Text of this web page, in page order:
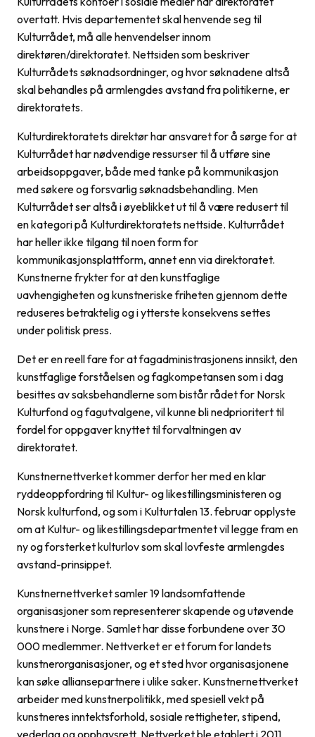
overtatt. Hvis departementet skal henvende seg til
Kulturrådet, må alle henvendelser innom
direktøren/direktoratet. Nettsiden som beskriver
Kulturrådets søknadsordninger, og hvor søknadene altså
skal behandles på armlengdes avstand fra politikerne, er
direktoratets.
Kulturdirektoratets direktør har ansvaret for å sørge for at
Kulturrådet har nødvendige ressurser til å utføre sine
arbeidsoppgaver, både med tanke på kommunikasjon
med søkere og forsvarlig søknadsbehandling. Men
Kulturrådet ser altså i øyeblikket ut til å være redusert til
en kategori på Kulturdirektoratets nettside. Kulturrådet
har heller ikke tilgang til noen form for
kommunikasjonsplattform, annet enn via direktoratet.
Kunstnerne frykter for at den kunstfaglige
uavhengigheten og kunstneriske friheten gjennom dette
reduseres betraktelig og i ytterste konsekvens settes
under politisk press.
Det er en reell fare for at fagadministrasjonens innsikt, den
kunstfaglige forståelsen og fagkompetansen som i dag
besittes av saksbehandlerne som bistår rådet for Norsk
Kulturfond og fagutvalgene, vil kunne bli nedprioritert til
fordel for oppgaver knyttet til forvaltningen av
direktoratet.
Kunstnernettverket kommer derfor her med en klar
ryddeoppfordring til Kultur- og likestillingsministeren og
Norsk kulturfond, og som i Kulturtalen 13. februar opplyste
om at Kultur- og likestillingsdepartmentet vil legge fram en
ny og forsterket kulturlov som skal lovfeste armlengdes
avstand-prinsippet.
Kunstnernettverket samler 19 landsomfattende
organisasjoner som representerer skapende og utøvende
kunstnere i Norge. Samlet har disse forbundene over 30
000 medlemmer. Nettverket er et forum for landets
kunstnerorganisasjoner, og et sted hvor organisasjonene
kan søke alliansepartnere i ulike saker. Kunstnernettverket
arbeider med kunstnerpolitikk, med spesiell vekt på
kunstneres inntektsforhold, sosiale rettigheter, stipend,
vederlag og opphavsrett. Nettverket ble etablert i 2011.